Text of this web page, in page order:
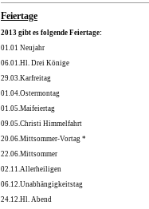
Feiertage
2013 gibt es folgende Feiertage:
01.01 Neujahr
06.01.Hl. Drei Könige
29.03.Karfreitag
01.04.Ostermontag
01.05.Maifeiertag
09.05.Christi Himmelfahrt
20.06.Mittsommer-Vortag *
22.06.Mittsommer
02.11.Allerheiligen
06.12.Unabhängigkeitstag
24.12.Hl. Abend